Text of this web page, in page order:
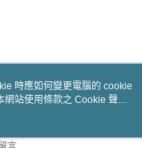
資訊
時應如何變更電腦的 cookie
網站使用條款之 Cookie 聲明